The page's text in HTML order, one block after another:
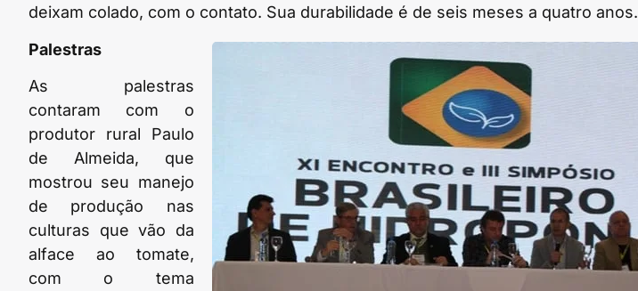
deixam colado, com o contato. Sua durabilidade é de seis meses a quatro anos.
Palestras
As palestras
contaram com o
produtor rural Paulo
de Almeida, que
mostrou seu manejo
de produção nas
culturas que vão da
alface ao tomate,
com o tema